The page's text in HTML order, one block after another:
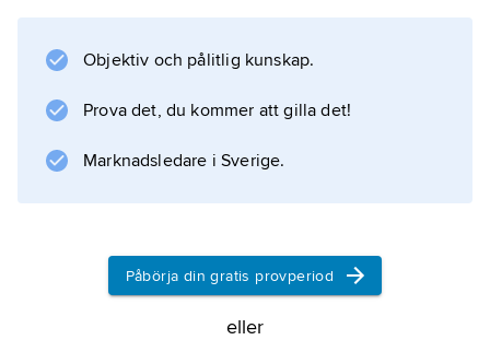
Objektiv och pålitlig kunskap.
Prova det, du kommer att gilla det!
Marknadsledare i Sverige.
Påbörja din gratis provperiod
eller